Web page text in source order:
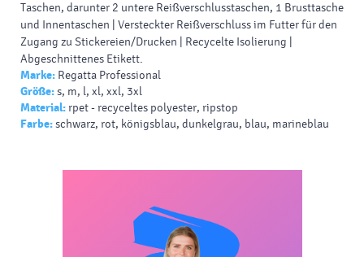
Taschen, darunter 2 untere Reißverschlusstaschen, 1 Brusttasche
und Innentaschen | Versteckter Reißverschluss im Futter für den
Zugang zu Stickereien/Drucken | Recycelte Isolierung |
Abgeschnittenes Etikett.
Marke: Regatta Professional
Größe:s, m, l, xl, xxl, 3xl
Material: rpet - recyceltes polyester, ripstop
Farbe:schwarz, rot, königsblau, dunkelgrau, blau, marineblau